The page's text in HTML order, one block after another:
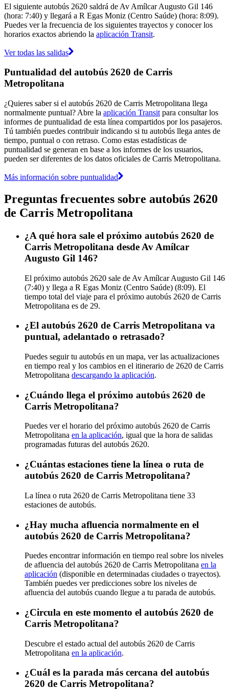
El siguiente autobús 2620 saldrá de Av Amílcar Augusto Gil 146
(hora: 7:40) y llegará a R Egas Moniz (Centro Saúde) (hora: 8:09).
Puedes ver la frecuencia de los siguientes trayectos y conocer los
horarios exactos abriendo la aplicación Transit.
Ver todas las salidas
Puntualidad del autobús 2620 de Carris
Metropolitana
¿Quieres saber si el autobús 2620 de Carris Metropolitana llega
normalmente puntual? Abre la aplicación Transit para consultar los
informes de puntualidad de esta línea compartidos por los pasajeros.
Tú también puedes contribuir indicando si tu autobús llega antes de
tiempo, puntual o con retraso. Como estas estadísticas de
puntualidad se generan en base a los informes de los usuarios,
pueden ser diferentes de los datos oficiales de Carris Metropolitana.
Más información sobre puntualidad
Preguntas frecuentes sobre autobús 2620
de Carris Metropolitana
¿A qué hora sale el próximo autobús 2620 de
Carris Metropolitana desde Av Amílcar
Augusto Gil 146?
El próximo autobús 2620 sale de Av Amílcar Augusto Gil 146
(7:40) y llega a R Egas Moniz (Centro Saúde) (8:09). El
tiempo total del viaje para el próximo autobús 2620 de Carris
Metropolitana es de 29.
¿El autobús 2620 de Carris Metropolitana va
puntual, adelantado o retrasado?
Puedes seguir tu autobús en un mapa, ver las actualizaciones
en tiempo real y los cambios en el itinerario de 2620 de Carris
Metropolitana descargando la aplicación.
¿Cuándo llega el próximo autobús 2620 de
Carris Metropolitana?
Puedes ver el horario del próximo autobús 2620 de Carris
Metropolitana en la aplicación, igual que la hora de salidas
programadas futuras del autobús 2620.
¿Cuántas estaciones tiene la línea o ruta de
autobús 2620 de Carris Metropolitana?
La línea o ruta 2620 de Carris Metropolitana tiene 33
estaciones de autobús.
¿Hay mucha afluencia normalmente en el
autobús 2620 de Carris Metropolitana?
Puedes encontrar información en tiempo real sobre los niveles
de afluencia del autobús 2620 de Carris Metropolitana en la
aplicación (disponible en determinadas ciudades o trayectos).
También puedes ver predicciones sobre los niveles de
afluencia del autobús cuando llegue a tu parada de autobús.
¿Circula en este momento el autobús 2620 de
Carris Metropolitana?
Descubre el estado actual del autobús 2620 de Carris
Metropolitana en la aplicación.
¿Cuál es la parada más cercana del autobús
2620 de Carris Metropolitana?